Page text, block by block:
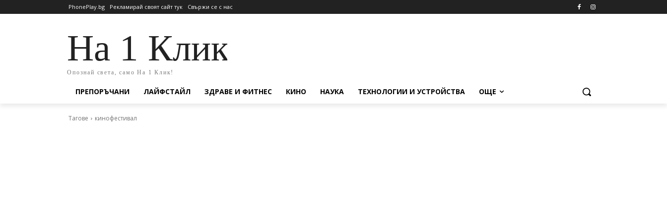
PhonePlay.bg Рекламирай своят сайт тук Свържи се с нас
На 1 Клик
Опознай света, само На 1 Клик!
ПРЕПОРЪЧАНИ ЛАЙФСТАЙЛ ЗДРАВЕ И ФИТНЕС КИНО НАУКА ТЕХНОЛОГИИ И УСТРОЙСТВА ОЩЕ
Тагове кинофестивал